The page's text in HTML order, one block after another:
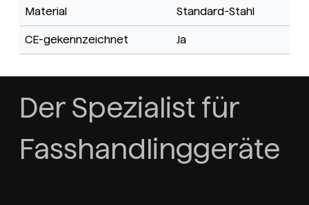
Material Standard-Stahl
CE-gekennzeichnet Ja
Der Spezialist für
Fasshandlinggeräte